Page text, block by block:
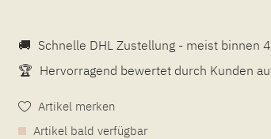
🚚 Schnelle DHL Zustellung - meist binnen
🏆 Hervorragend bewertet durch Kunden
Artikel merken
Artikel bald verfügbar